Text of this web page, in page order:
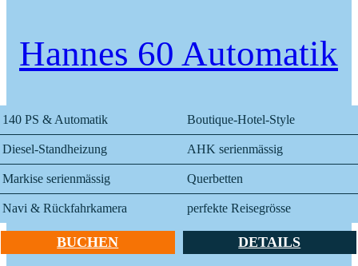
Hannes 60 Automatik
140 PS & Automatik Boutique-Hotel-Style
Diesel-Standheizung AHK serienmässig
Markise serienmässig Querbetten
Navi & Rückfahrkamera perfekte Reisegrösse
BUCHEN DETAILS